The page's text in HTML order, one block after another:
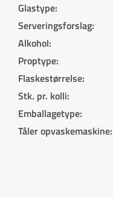
Glastype:
Serveringsforslag:
Alkohol:
Proptype:
Flaskestørrelse:
Stk. pr. kolli:
Emballagetype:
Tåler opvaskemaskine: